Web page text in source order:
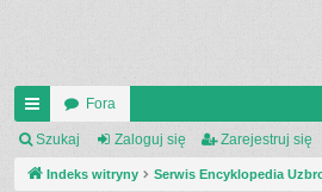
UI
C
Fora
Szukaj Zaloguj się Zarejestruj się
Indeks witryny Serwis Encyklopedia